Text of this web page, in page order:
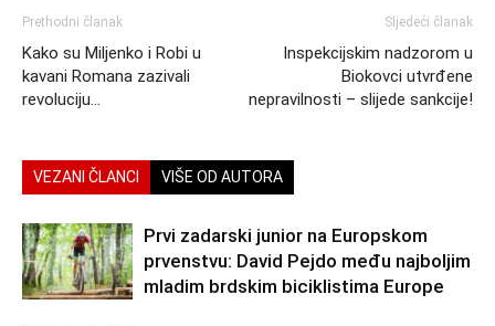
Prethodni članak
Kako su Miljenko i Robi u
kavani Romana zazivali
revoluciju…
Sljedeći članak
Inspekcijskim nadzorom u
Biokovci utvrđene
nepravilnosti – slijede sankcije!
VEZANI ČLANCI VIŠE OD AUTORA
Prvi zadarski junior na Europskom
prvenstvu: David Pejdo među najboljim
mladim brdskim biciklistima Europe